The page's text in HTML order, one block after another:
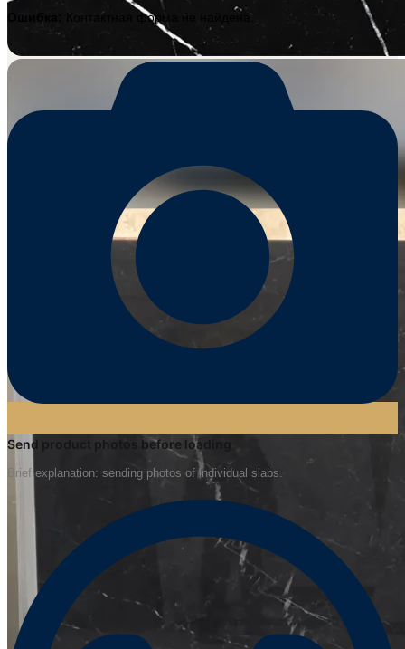
Контактная форма не найдена.
Send product photos before loading
Brief explanation: sending photos of individual slabs.